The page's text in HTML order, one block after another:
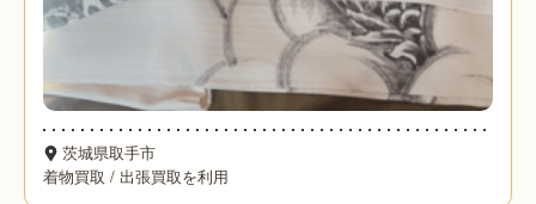
茨城県取手市
着物買取 / 出張買取を利用